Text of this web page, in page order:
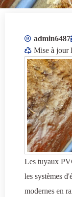
admin6487
Mise à jour
Les tuyaux
les systèmes
modernes en